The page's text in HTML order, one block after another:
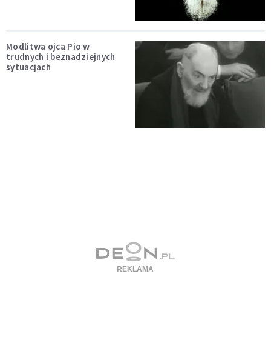
Modlitwa ojca Pio w
trudnych i beznadziejnych
sytuacjach